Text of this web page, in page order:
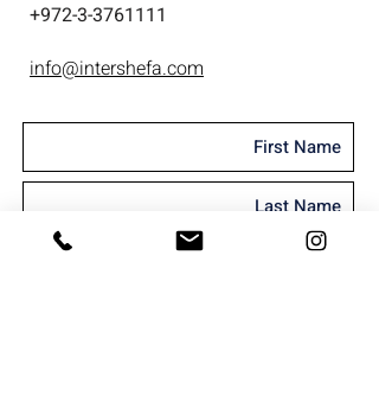
972-3-3761111
+
info@intershefa.com